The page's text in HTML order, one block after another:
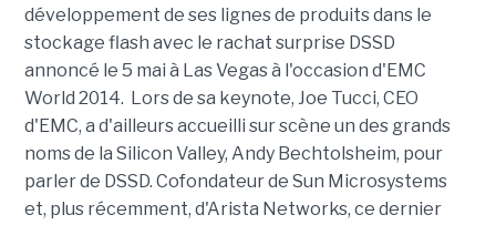
développement de ses lignes de produits dans le
stockage flash avec le rachat surprise DSSD
annoncé le 5 mai à Las Vegas à l'occasion d'EMC
World 2014. Lors de sa keynote, Joe Tucci, CEO
d'EMC, a d'ailleurs accueilli sur scène un des grands
noms de la Silicon Valley, Andy Bechtolsheim, pour
parler de DSSD. Cofondateur de Sun Microsystems
et, plus récemment, d'Arista Networks, ce dernier